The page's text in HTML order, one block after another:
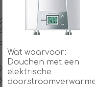
Wat waarvoor:
Douchen met een
elektrische